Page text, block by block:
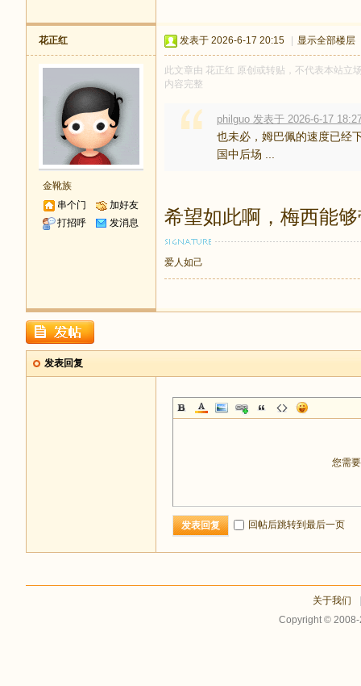
花正红
金靴族
串个门
加好友
打招呼
发消息
发表于 2026-6-17 20:15 显示全部楼层
此文章由 花正红 原创或转贴，不代表本站立
内容完整
philguo 发表于 2026-6-17
也未必，姆巴佩的速度已经
国中后场 ...
希望如此啊，梅西能
爱人如己
发表回复
您需
发表回复 回帖后跳转到最后一页
关于我们
Copyright ©